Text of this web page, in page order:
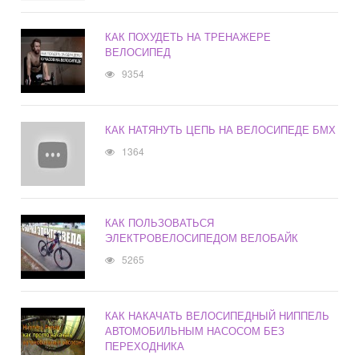
КАК ПОХУДЕТЬ НА ТРЕНАЖЕРЕ
ВЕЛОСИПЕД
9354
КАК НАТЯНУТЬ ЦЕПЬ НА ВЕЛОСИПЕДЕ БМХ
1364
КАК ПОЛЬЗОВАТЬСЯ
ЭЛЕКТРОВЕЛОСИПЕДОМ ВЕЛОБАЙК
5265
КАК НАКАЧАТЬ ВЕЛОСИПЕДНЫЙ НИППЕЛЬ
АВТОМОБИЛЬНЫМ НАСОСОМ БЕЗ
ПЕРЕХОДНИКА